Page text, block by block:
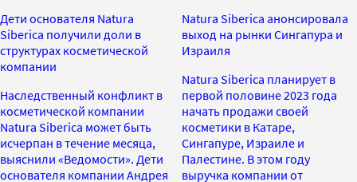
Дети основателя Natura
Siberica получили доли в
структурах косметической
компании
Наследственный конфликт в
косметической компании
Natura Siberica может быть
исчерпан в течение месяца,
выяснили «Ведомости». Дети
основателя компании Андрея
Natura Siberica анонсировала
выход на рынки Сингапура и
Израиля
Natura Siberica планирует в
первой половине 2023 года
начать продажи своей
косметики в Катаре,
Сингапуре, Израиле и
Палестине. В этом году
выручка компании от